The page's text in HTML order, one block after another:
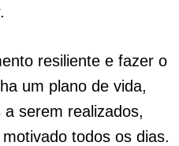
resiliente e fazer o
um plano de vida,
serem realizados,
todos os dias.